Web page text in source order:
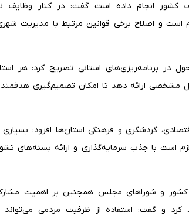
کشور انجام داده است گفت: در کنار وظایف
و اصلاح برخی قوانین مرتبط با مدیریت
در برنامه‌ریزی‌های استانی تصریح کرد: هر
مشخصی ارائه دهد تا امکان تصمیم‌گیری
گردشگری و فرهنگی استان‌ها افزود:
است با جذب سرمایه‌گذاری و ارائه بسته‌های
و شوراهای مجلس همچنین بر اهمیت
کرد و گفت: استفاده از ظرفیت مردمی